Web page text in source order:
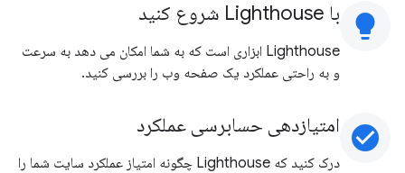
lightbulb با Lighthouse شروع کنید
Lighthouse ابزاری است که به شما امکان می دهد به سرعت
و به راحتی عملکرد یک صفحه وب را بررسی کنید.
check_circle امتیازدهی حسابرسی عملکرد
درک کنید که Lighthouse چگونه امتیاز عملکرد سایت شما را